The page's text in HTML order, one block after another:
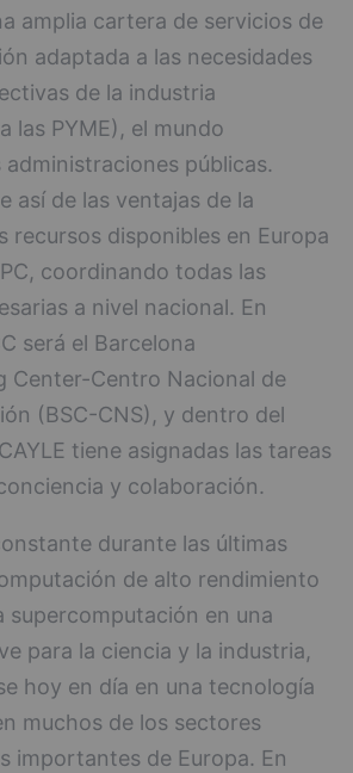
amplia cartera de servicios de
adaptada a las necesidades
de la industria
las PYME), el mundo
administraciones públicas.
así de las ventajas de la
recursos disponibles en Europa
coordinando todas las
a nivel nacional. En
será el Barcelona
Center-Centro Nacional de
(BSC-CNS), y dentro del
tiene asignadas las tareas
y colaboración.
durante las últimas
de alto rendimiento
supercomputación en una
para la ciencia y la industria,
hoy en día en una tecnología
muchos de los sectores
importantes de Europa. En